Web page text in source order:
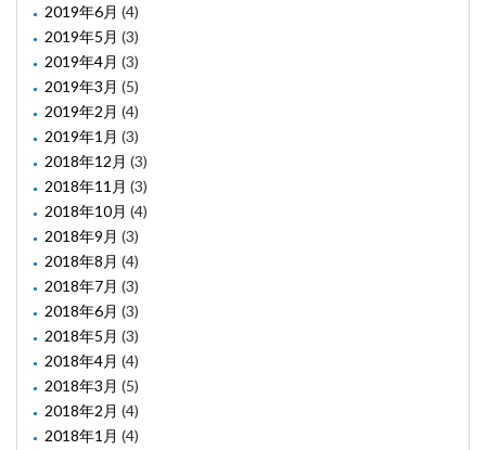
2019年6月 (4)
2019年5月 (3)
2019年4月 (3)
2019年3月 (5)
2019年2月 (4)
2019年1月 (3)
2018年12月 (3)
2018年11月 (3)
2018年10月 (4)
2018年9月 (3)
2018年8月 (4)
2018年7月 (3)
2018年6月 (3)
2018年5月 (3)
2018年4月 (4)
2018年3月 (5)
2018年2月 (4)
2018年1月 (4)